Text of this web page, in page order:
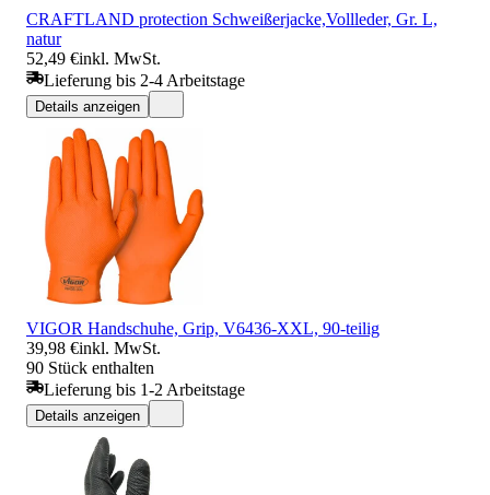
CRAFTLAND protection Schweißerjacke,Vollleder, Gr. L,
natur
52,49 €inkl. MwSt.
Lieferung bis 2-4 Arbeitstage
Details anzeigen
VIGOR Handschuhe, Grip, V6436-XXL, 90-teilig
39,98 €inkl. MwSt.
90 Stück enthalten
Lieferung bis 1-2 Arbeitstage
Details anzeigen